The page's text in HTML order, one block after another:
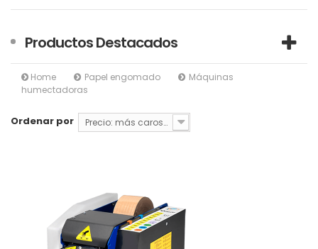
Productos Destacados
Home Papel engomado
Máquinas
humectadoras
Ordenar por Precio: más caros primero